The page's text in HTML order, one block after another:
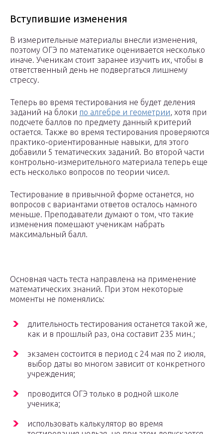
Вступившие изменения
В измерительные материалы внесли изменения,
поэтому ОГЭ по математике оценивается несколько
иначе. Ученикам стоит заранее изучить их, чтобы в
ответственный день не подвергаться лишнему
стрессу.
Теперь во время тестирования не будет деления
заданий на блоки по алгебре и геометрии, хотя при
подсчете баллов по предмету данный критерий
остается. Также во время тестирования проверяются
практико-ориентированные навыки, для этого
добавили 5 тематических заданий. Во второй части
контрольно-измерительного материала теперь еще
есть несколько вопросов по теории чисел.
Тестирование в привычной форме останется, но
вопросов с вариантами ответов осталось намного
меньше. Преподаватели думают о том, что такие
изменения помешают ученикам набрать
максимальный балл.
Основная часть теста направлена на применение
математических знаний. При этом некоторые
моменты не поменялись:
длительность тестирования останется такой же,
как и в прошлый раз, она составит 235 мин.;
экзамен состоится в период с 24 мая по 2 июля,
выбор даты во многом зависит от конкретного
учреждения;
проводится ОГЭ только в родной школе
ученика;
использовать калькулятор во время